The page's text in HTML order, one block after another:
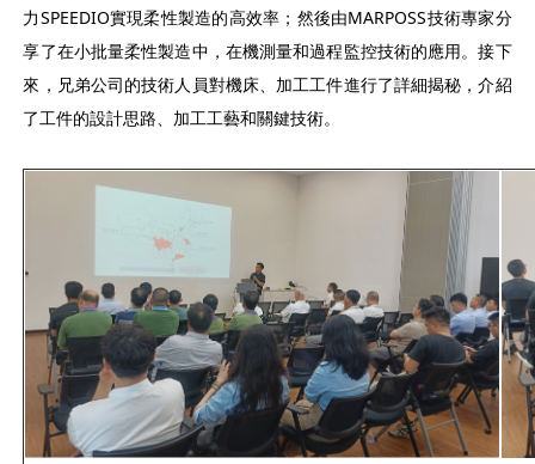
力SPEEDIO實現柔性製造的高效率；然後由MARPOSS技術專家分
享了在小批量柔性製造中，在機測量和過程監控技術的應用。接下
來，兄弟公司的技術人員對機床、加工工件進行了詳細揭秘，介紹
了工件的設計思路、加工工藝和關鍵技術。